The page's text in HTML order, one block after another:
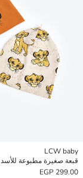
LCW baby
299.00 EGP